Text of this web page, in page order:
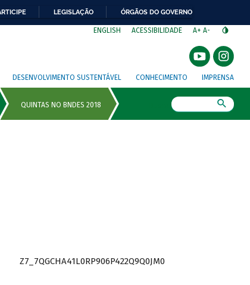
LEGISLAÇÃO ÓRGÃOS DO GOVERNO
ENGLISH ACESSIBILIDADE A+ A-
DESENVOLVIMENTO SUSTENTÁVEL CONHECIMENTO IMPRENSA
Z7_7QGCHA41L0RP906P422Q9Q0JM0